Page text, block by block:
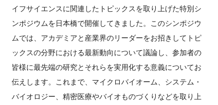
イフサイエンスに関連したトピックスを取り上げた特別シ
ンポジウムを日本橋で開催してきました。このシンポジウ
ムでは、アカデミアと産業界のリーダーをお招きしてトピ
ックスの分野における最新動向について議論し、参加者の
皆様に最先端の研究とそれらを実用化する意義についてお
伝えします。これまで、マイクロバイオーム、システム・
バイオロジー、精密医療やバイオものづくりなどを取り上